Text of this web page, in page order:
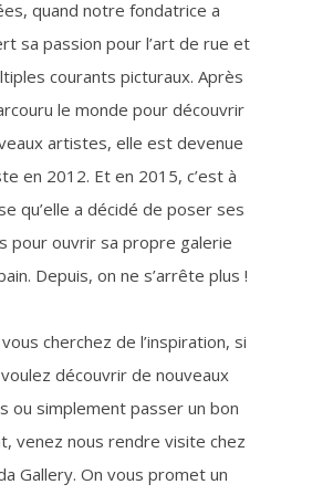
quand notre fondatrice a
sa passion pour l’art de rue et
courants picturaux. Après
le monde pour découvrir
artistes, elle est devenue
en 2012. Et en 2015, c’est à
qu’elle a décidé de poser ses
pour ouvrir sa propre galerie
Depuis, on ne s’arrête plus !
cherchez de l’inspiration, si
découvrir de nouveaux
ou simplement passer un bon
venez nous rendre visite chez
Gallery. On vous promet un